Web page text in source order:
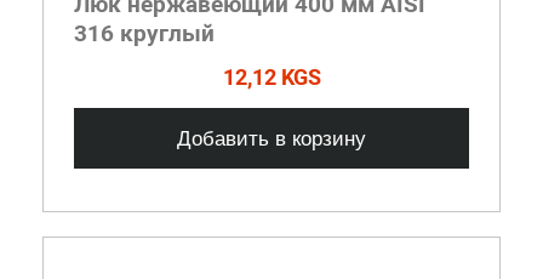
316 круглый
12,12 KGS
Добавить в корзину